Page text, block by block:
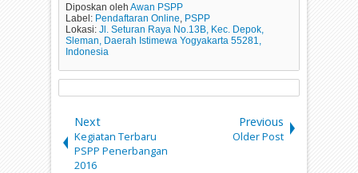
Diposkan olehAwan PSPP
Label: Pendaftaran Online, PSPP
Lokasi:Jl. Seturan Raya No.13B, Kec. Depok,
Sleman, Daerah Istimewa Yogyakarta 55281,
Indonesia
Next
Kegiatan Terbaru
PSPP Penerbangan
2016
Previous
Older Post